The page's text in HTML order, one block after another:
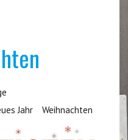
Jahr Weihnachten